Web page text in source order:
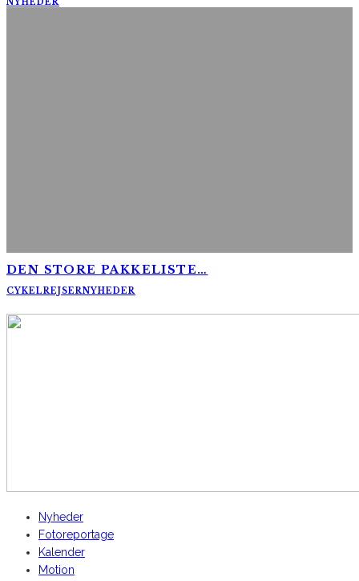
DEN STORE PAKKELISTE…
CYKELREJSERNYHEDER
Nyheder
Fotoreportage
Kalender
Motion